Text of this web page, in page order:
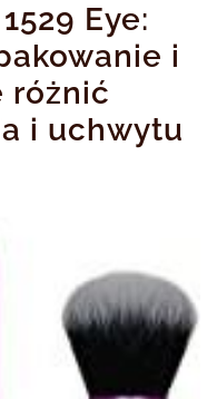
Eye:
i
różnić
i uchwytu